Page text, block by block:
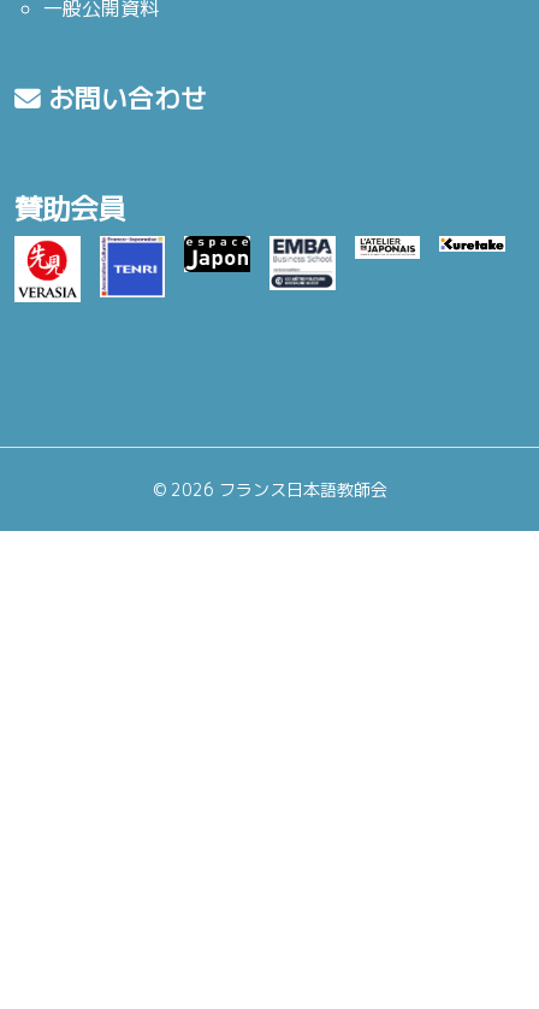
一般公開資料
お問い合わせ
賛助会員
©2026 フランス日本語教師会